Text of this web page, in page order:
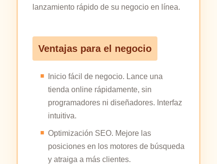
lanzamiento rápido de su negocio en línea.
Ventajas para el negocio
Inicio fácil de negocio. Lance una
tienda online rápidamente, sin
programadores ni diseñadores. Interfaz
intuitiva.
Optimización SEO. Mejore las
posiciones en los motores de búsqueda
y atraiga a más clientes.